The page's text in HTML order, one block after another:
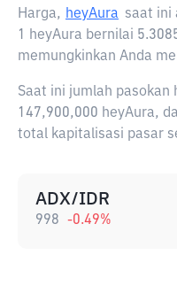
Harga, heyAura saat ini
1 heyAura bernilai
memungkinkan Anda
Saat ini jumlah pasokan
147,900,000 heyAura,
total kapitalisasi pasar
ADX/IDR
998 -0.49%